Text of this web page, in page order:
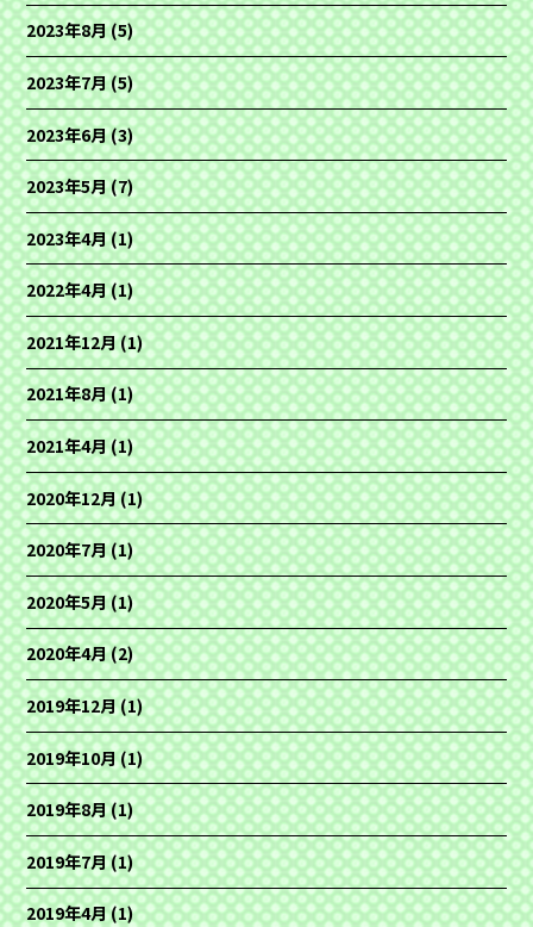
2023年8月(5)
2023年7月(5)
2023年6月(3)
2023年5月(7)
2023年4月(1)
2022年4月(1)
2021年12月(1)
2021年8月(1)
2021年4月(1)
2020年12月(1)
2020年7月(1)
2020年5月(1)
2020年4月(2)
2019年12月(1)
2019年10月(1)
2019年8月(1)
2019年7月(1)
2019年4月(1)